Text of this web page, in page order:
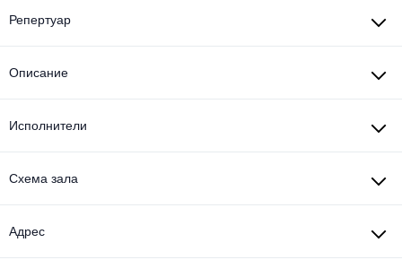
Репертуар
Описание
Исполнители
Схема зала
Адрес